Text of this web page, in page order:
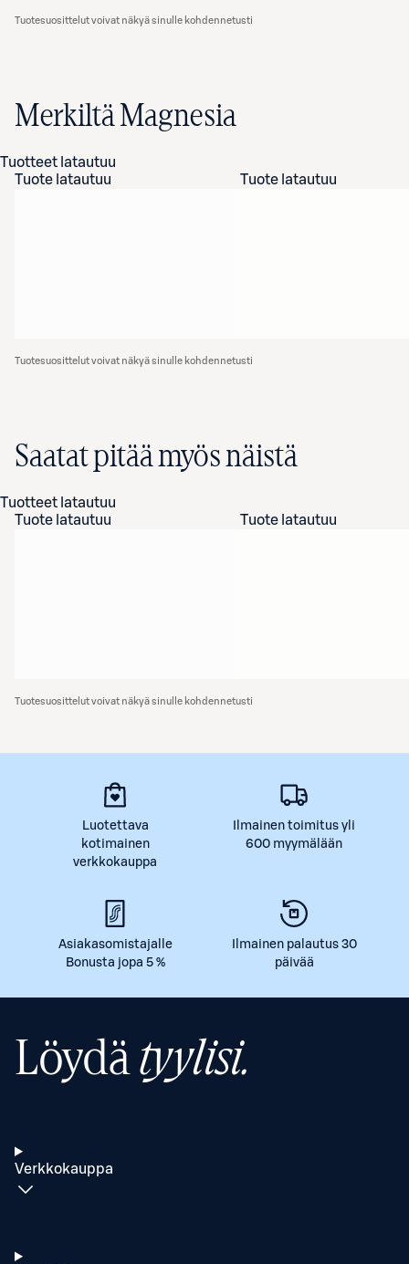
Tuotesuosittelut voivat näkyä sinulle kohdennetusti
Merkiltä Magnesia
Tuotteet latautuu
Tuote latautuu
Tuote latautuu
Tuotesuosittelut voivat näkyä sinulle kohdennetusti
Saatat pitää myös näistä
Tuotteet latautuu
Tuote latautuu
Tuote latautuu
Tuotesuosittelut voivat näkyä sinulle kohdennetusti
Luotettava
kotimainen
verkkokauppa
Ilmainen toimitus yli
600 myymälään
Asiakasomistajalle
Bonusta jopa 5 %
Ilmainen palautus 30
päivää
Löydätyylisi.
Verkkokauppa